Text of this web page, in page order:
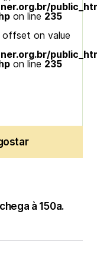
on line 235
offset on value
on line 235
à 150a.